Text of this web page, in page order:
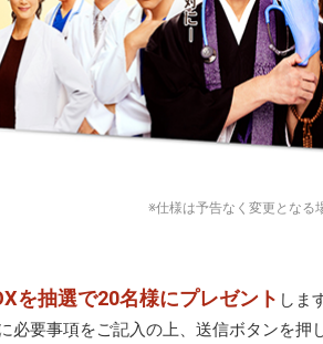
※仕様は予告なく変更となる
を抽選で20名様にプレゼント しま
必要事項をご記入の上、送信ボタンを押